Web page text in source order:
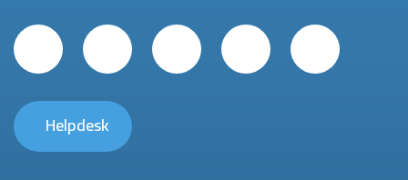
Helpdesk